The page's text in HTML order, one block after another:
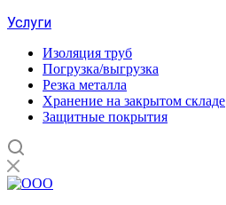
Услуги
Изоляция труб
Погрузка/выгрузка
Резка металла
Хранение на закрытом складе
Защитные покрытия